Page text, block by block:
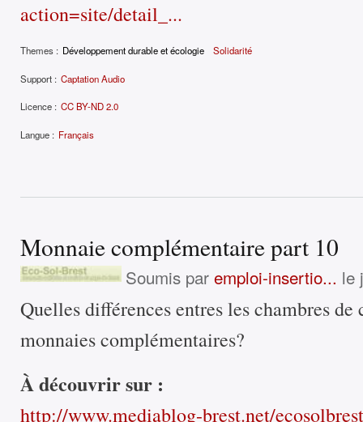
action=site/detail_...
Themes : Développement durable et écologie Solidarité
Support : Captation Audio
Licence : CC BY-ND 2.0
Langue : Français
Monnaie complémentaire part 10
Soumis par emploi-insertio... le
Quelles différences entres les chambres de
monnaies complémentaires?
À découvrir sur :
http://www.mediablog-brest.net/